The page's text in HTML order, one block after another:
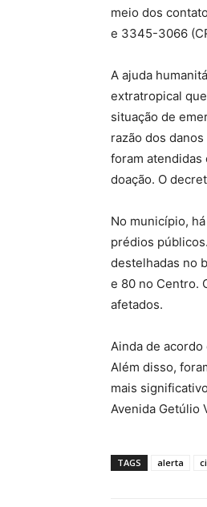
meio dos
e 3345-3066
A ajuda
extratropical
situação de
razão dos
foram
doação. O
No município,
prédios
destelhadas no
e 80 no Centro.
afetados.
Ainda de
Além disso,
mais
Avenida Getúlio
TAGS alerta